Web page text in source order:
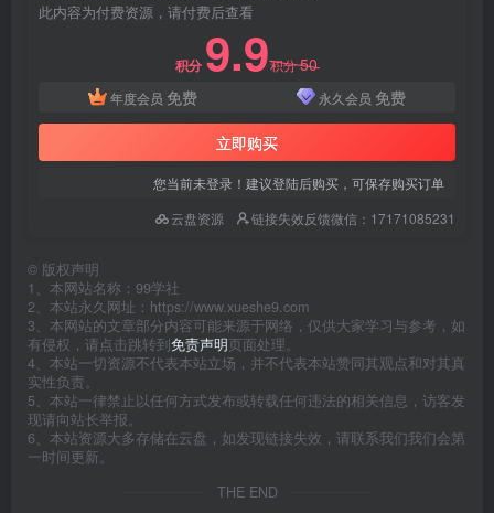
此内容为付费资源，请付费后查看
积分 9.9积分50
年度会员 免费 永久会员 免费
立即购买
您当前未登录！建议登陆后购买，可保存购买订单
云盘资源
链接失效反馈微信：17171085231
© 版权声明
1、本网站名称：99学社
2、本站永久网址：https://www.xueshe9.com
3、本网站的文章部分内容可能来源于网络，仅供大家学习与参考，如
有侵权，请点击跳转到免责声明页面处理。
4、本站一切资源不代表本站立场，并不代表本站赞同其观点和对其真
实性负责。
5、本站一律禁止以任何方式发布或转载任何违法的相关信息，访客发
现请向站长举报。
6、本站资源大多存储在云盘，如发现链接失效，请联系我们我们会第
一时间更新。
THE END